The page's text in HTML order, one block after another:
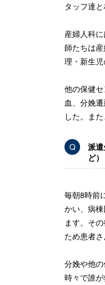
タッフ達
産婦人科
師たちは
理・新生
他の保健
血、分娩
した。ま
Q
派
ど
毎朝8時前
かい、病
ます。そ
ため患者
分娩や他
時々で誰